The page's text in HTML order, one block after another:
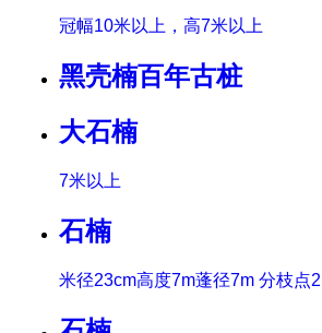
冠幅10米以上，高7米以上
黑壳楠百年古桩
大石楠
7米以上
石楠
米径23cm高度7m蓬径7m 分枝点